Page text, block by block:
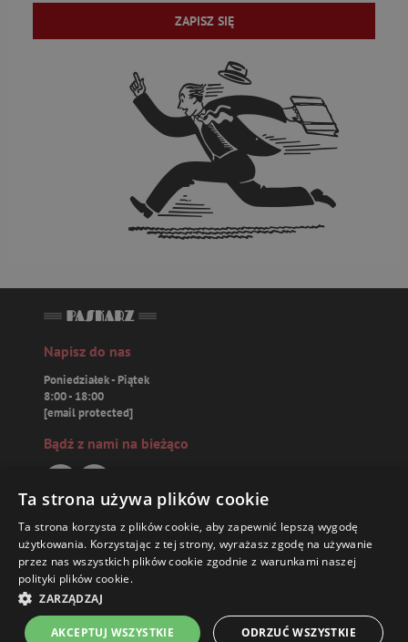
ZAPISZ SIĘ
Napisz do nas
Poniedziałek - Piątek
8:00 - 18:00
[email protected]
Bądź z nami na bieżąco
Paskarz.pl
Zamówienia
Książki
Ta strona używa plików cookie
Ta strona korzysta z plików cookie, aby zapewnić lepszą wygodę
użytkowania. Korzystając z tej strony, wyrażasz zgodę na używanie
przez nas wszystkich plików cookie zgodnie z warunkami naszej
polityki plików cookie.
ZARZĄDZAJ
AKCEPTUJ WSZYSTKIE ODRZUĆ WSZYSTKIE